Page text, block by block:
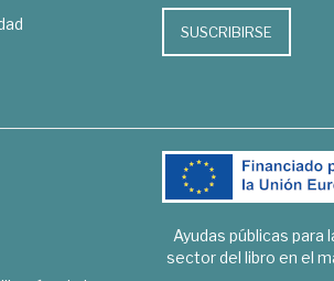
SUSCRIBIRSE
Ayudas públicas para
sector del libro en el